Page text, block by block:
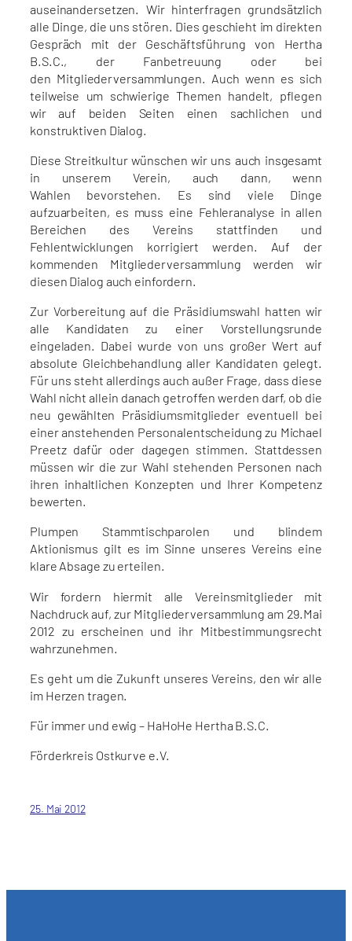
auseinandersetzen. Wir hinterfragen grundsätzlich
alle Dinge, die uns stören. Dies geschieht im direkten
Gespräch mit der Geschäftsführung von Hertha
B.S.C., der Fanbetreuung oder bei
den Mitgliederversammlungen. Auch wenn es sich
teilweise um schwierige Themen handelt, pflegen
wir auf beiden Seiten einen sachlichen und
konstruktiven Dialog.
Diese Streitkultur wünschen wir uns auch insgesamt
in unserem Verein, auch dann, wenn
Wahlen bevorstehen. Es sind viele Dinge
aufzuarbeiten, es muss eine Fehleranalyse in allen
Bereichen des Vereins stattfinden und
Fehlentwicklungen korrigiert werden. Auf der
kommenden Mitgliederversammlung werden wir
diesen Dialog auch einfordern.
Zur Vorbereitung auf die Präsidiumswahl hatten wir
alle Kandidaten zu einer Vorstellungsrunde
eingeladen. Dabei wurde von uns großer Wert auf
absolute Gleichbehandlung aller Kandidaten gelegt.
Für uns steht allerdings auch außer Frage, dass diese
Wahl nicht allein danach getroffen werden darf, ob die
neu gewählten Präsidiumsmitglieder eventuell bei
einer anstehenden Personalentscheidung zu Michael
Preetz dafür oder dagegen stimmen. Stattdessen
müssen wir die zur Wahl stehenden Personen nach
ihren inhaltlichen Konzepten und Ihrer Kompetenz
bewerten.
Plumpen Stammtischparolen und blindem
Aktionismus gilt es im Sinne unseres Vereins eine
klare Absage zu erteilen.
Wir fordern hiermit alle Vereinsmitglieder mit
Nachdruck auf, zur Mitgliederversammlung am 29.Mai
2012 zu erscheinen und ihr Mitbestimmungsrecht
wahrzunehmen.
Es geht um die Zukunft unseres Vereins, den wir alle
im Herzen tragen.
Für immer und ewig – HaHoHe Hertha B.S.C.
Förderkreis Ostkurve e.V.
25. Mai 2012